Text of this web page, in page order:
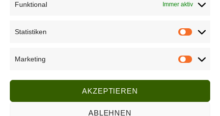
Funktional Immer aktiv
Statistiken
Marketing
AKZEPTIEREN
ABLEHNEN
Impressum
Datenschutz
Tel.: 07251 - 47 05
Mail: info@meder-parkett.de
Meder Parkett GmbH